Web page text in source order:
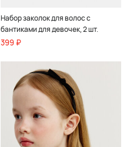
Набор заколок для волос с
бантиками для девочек, 2 шт.
399 ₽